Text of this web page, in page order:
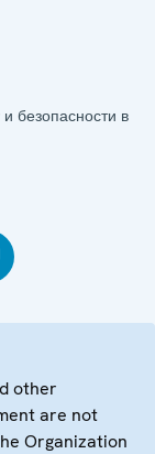
безопасности в
other
are not
Organization